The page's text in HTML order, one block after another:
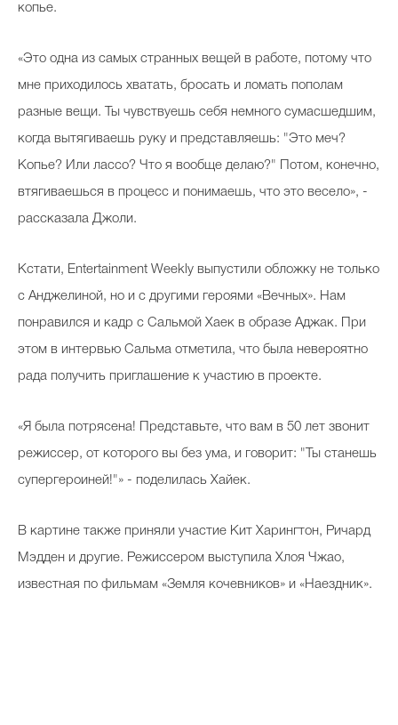
копье.
«Это одна из самых странных вещей в работе, потому что
мне приходилось хватать, бросать и ломать пополам
разные вещи. Ты чувствуешь себя немного сумасшедшим,
когда вытягиваешь руку и представляешь: "Это меч?
Копье? Или лассо? Что я вообще делаю?" Потом, конечно,
втягиваешься в процесс и понимаешь, что это весело», -
рассказала Джоли.
Кстати, Entertainment Weekly выпустили обложку не только
с Анджелиной, но и с другими героями «Вечных». Нам
понравился и кадр с Сальмой Хаек в образе Аджак. При
этом в интервью Сальма отметила, что была невероятно
рада получить приглашение к участию в проекте.
«Я была потрясена! Представьте, что вам в 50 лет звонит
режиссер, от которого вы без ума, и говорит: "Ты станешь
супергероиней!"» - поделилась Хайек.
В картине также приняли участие Кит Харингтон, Ричард
Мэдден и другие. Режиссером выступила Хлоя Чжао,
известная по фильмам «Земля кочевников» и «Наездник».